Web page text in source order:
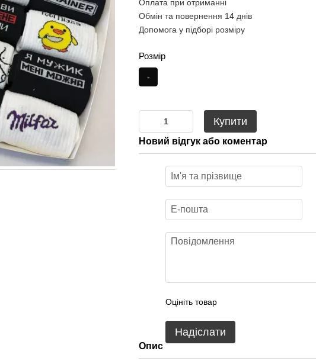
Оплата при отриманні
Обмін та повернення 14 днів
Допомога у підборі розміру
Розмір
-
Купити
Новий відгук або коментар
Оцініть товар
Надіслати
Опис